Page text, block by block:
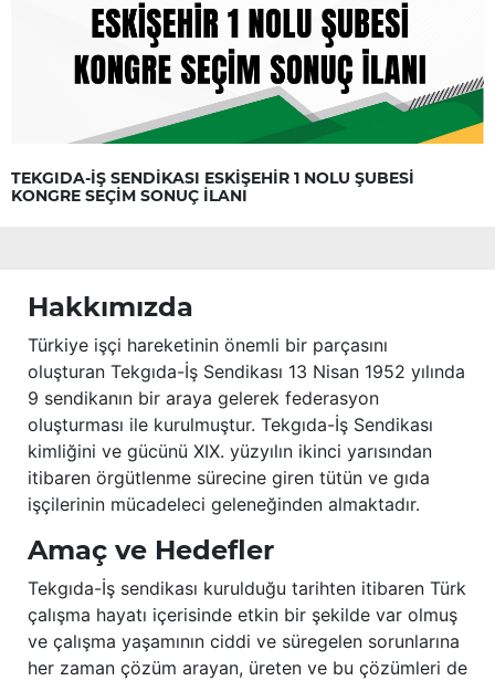
TEKGIDA-İŞ SENDİKASI ESKİŞEHİR 1 NOLU ŞUBESİ
KONGRE SEÇİM SONUÇ İLANI
Hakkımızda
Türkiye işçi hareketinin önemli bir parçasını
oluşturan Tekgıda-İş Sendikası 13 Nisan 1952 yılında
9 sendikanın bir araya gelerek federasyon
oluşturması ile kurulmuştur. Tekgıda-İş Sendikası
kimliğini ve gücünü XIX. yüzyılın ikinci yarısından
itibaren örgütlenme sürecine giren tütün ve gıda
işçilerinin mücadeleci geleneğinden almaktadır.
Amaç ve Hedefler
Tekgıda-İş sendikası kurulduğu tarihten itibaren Türk
çalışma hayatı içerisinde etkin bir şekilde var olmuş
ve çalışma yaşamının ciddi ve süregelen sorunlarına
her zaman çözüm arayan, üreten ve bu çözümleri de